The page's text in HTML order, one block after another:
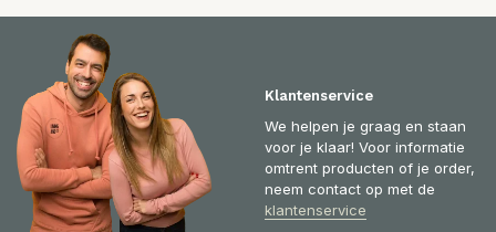
Klantenservice
We helpen je graag en staan
voor je klaar! Voor informatie
omtrent producten of je order,
neem contact op met de
klantenservice